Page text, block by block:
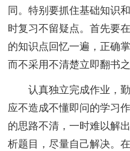
同。特别要抓住基础知识
时复习不留疑点。首先要
的知识点回忆一遍，正确
而不采用不清楚立即翻书之
认真独立完成作业，勤
应不造成不懂即问的学习
的思路不清，一时难以解
析题目，尽量自己解决。